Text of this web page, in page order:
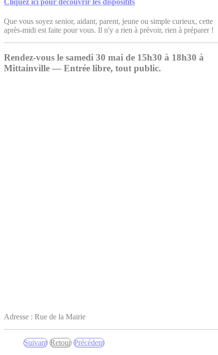
Cliquez ici pour découvrir les dispositifs
Que vous soyez senior, aidant, parent, jeune ou simple curieux, cette
après-midi est faite pour vous. Il n'y a rien à prévoir, rien à préparer !
Rendez-vous le samedi 30 mai de 15h30 à 18h30 à
Mittainville — Entrée libre, tout public.
Adresse : Rue de la Mairie
Suivant
Suivant
Retour
Retour
Précédent
Précédent